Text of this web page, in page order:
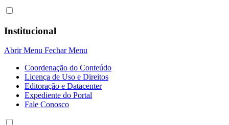
Institucional
Abrir Menu Fechar Menu
Coordenação do Conteúdo
Licença de Uso e Direitos
Editoração e Datacenter
Expediente do Portal
Fale Conosco